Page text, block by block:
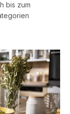
bis zum